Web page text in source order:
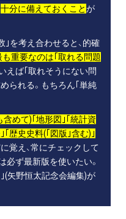
十分に備えておくことが
｣を考え合わせると、的確
も重要なのは｢取れる問題
えば｢取れそうにない問
られる。もちろん｢単純
含めて)｢地形図｣｢統計資
｢歴史史料(｢図版｣含む)｣
覚え、常にチェックして
必ず最新版を使いたい。
(矢野恒太記念会編集)が